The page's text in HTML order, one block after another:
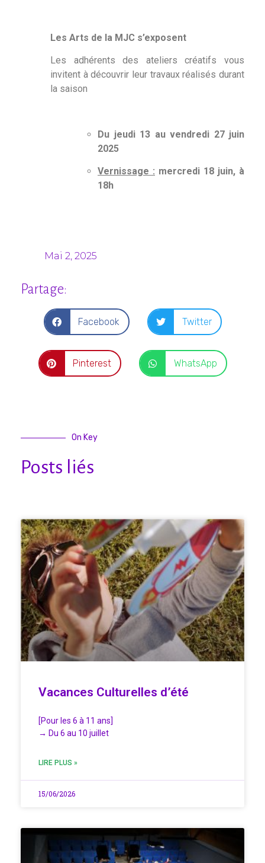
Les Arts de la MJC s’exposent
Les adhérents des ateliers créatifs vous
invitent à découvrir leur travaux réalisés durant
la saison
Du jeudi 13 au vendredi 27 juin
2025
Vernissage : mercredi 18 juin, à
18h
Mai 2, 2025
Partage:
Facebook Twitter
Pinterest WhatsApp
On Key
Posts liés
Vacances Culturelles d’été
[Pour les 6 à 11 ans]
→ Du 6 au 10 juillet
LIRE PLUS »
15/06/2026